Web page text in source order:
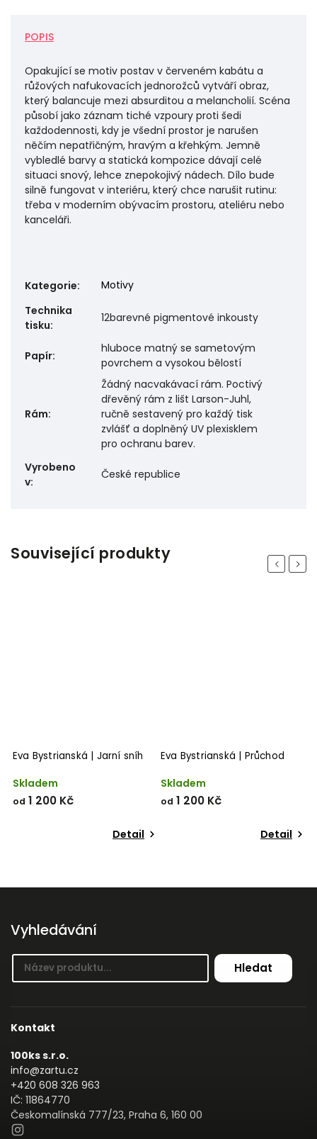
POPIS
Opakující se motiv postav v červeném kabátu a
růžových nafukovacích jednorožců vytváří obraz,
který balancuje mezi absurditou a melancholií. Scéna
působí jako záznam tiché vzpoury proti šedi
každodennosti, kdy je všední prostor je narušen
něčím nepatřičným, hravým a křehkým. Jemně
vybledlé barvy a statická kompozice dávají celé
situaci snový, lehce znepokojivý nádech. Dílo bude
silně fungovat v interiéru, který chce narušit rutinu:
třeba v moderním obývacím prostoru, ateliéru nebo
kanceláři.
Kategorie:
Motivy
Technika
tisku:
12barevné pigmentové inkousty
Papír:
hluboce matný se sametovým
povrchem a vysokou bělostí
Rám:
Žádný nacvakávací rám. Poctivý
dřevěný rám z lišt Larson-Juhl,
ručně sestavený pro každý tisk
zvlášť a doplněný UV plexisklem
pro ochranu barev.
Vyrobeno
v:
České republice
Související produkty Previous
Eva Bystrianská | Jarní sníh
Skladem
od 1 200 Kč
Detail
Eva Bystrianská | Průchod
Skladem
od 1 200 Kč
Detail
Next
Vyhledávání
Hledat
Kontakt
100ks s.r.o.
info@zartu.cz
+420 608 326 963
IČ: 11864770
Českomalínská 777/23, Praha 6, 160 00